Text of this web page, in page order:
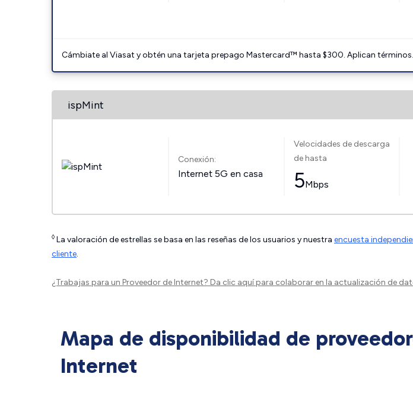
Cámbiate al Viasat y obtén una tarjeta prepago Mastercard™ hasta $300. Aplican términos.
ispMint
Conexión:
Internet 5G en casa
Velocidades de descarga
de hasta
5Mbps
◊ La valoración de estrellas se basa en las reseñas de los usuarios y nuestra encuesta
cliente.
¿Trabajas para un Proveedor de Internet? Da clic aquípara colaborar en la actualización de
Mapa de disponibilidad de
Internet